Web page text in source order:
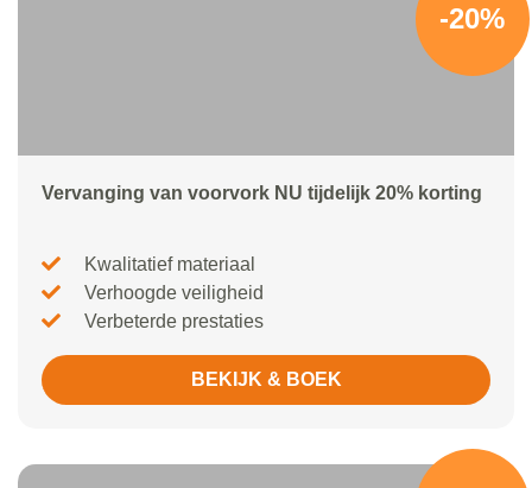
-20%
Vervanging van voorvork NU tijdelijk 20% korting
Kwalitatief materiaal
Verhoogde veiligheid
Verbeterde prestaties
BEKIJK & BOEK